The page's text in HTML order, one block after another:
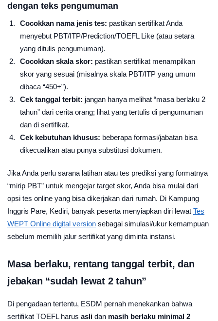
dengan teks pengumuman
Cocokkan nama jenis tes: pastikan sertifikat Anda
menyebut PBT/ITP/Prediction/TOEFL Like (atau setara
yang ditulis pengumuman).
Cocokkan skala skor: pastikan sertifikat menampilkan
skor yang sesuai (misalnya skala PBT/ITP yang umum
dibaca “450+”).
Cek tanggal terbit: jangan hanya melihat “masa berlaku 2
tahun” dari cerita orang; lihat yang tertulis di pengumuman
dan di sertifikat.
Cek kebutuhan khusus: beberapa formasi/jabatan bisa
dikecualikan atau punya substitusi dokumen.
Jika Anda perlu sarana latihan atau tes prediksi yang formatnya
“mirip PBT” untuk mengejar target skor, Anda bisa mulai dari
opsi tes online yang bisa dikerjakan dari rumah. Di Kampung
Inggris Pare, Kediri, banyak peserta menyiapkan diri lewat Tes
WEPT Online digital version sebagai simulasi/ukur kemampuan
sebelum memilih jalur sertifikat yang diminta instansi.
Masa berlaku, rentang tanggal terbit, dan
jebakan “sudah lewat 2 tahun”
Di pengadaan tertentu, ESDM pernah menekankan bahwa
sertifikat TOEFL harus asli dan masih berlaku minimal 2